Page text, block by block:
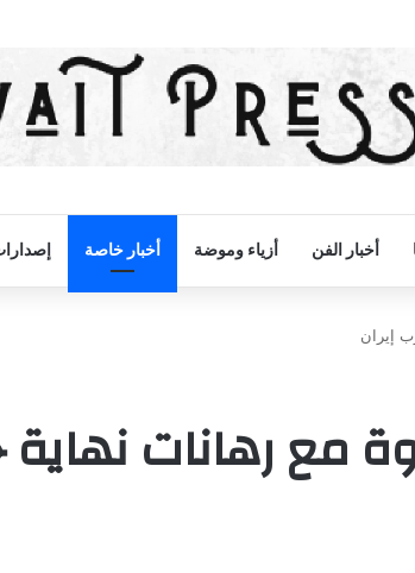
أخبار الفن أزياء وموضة أخبار خاصة
إيران
مع رهانات